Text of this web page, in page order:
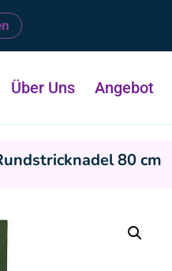
Über Uns Angebot
80 cm